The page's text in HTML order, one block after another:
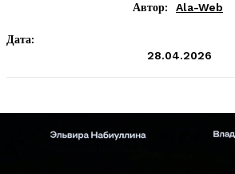
Автор: Ala-Web
Дата:
28.04.2026